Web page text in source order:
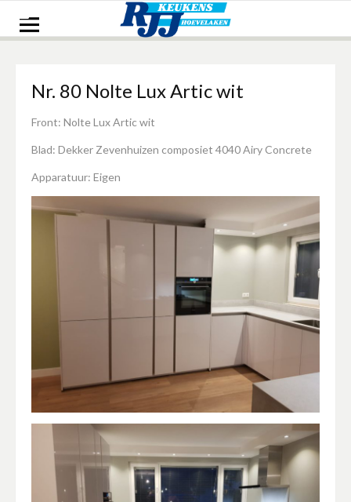
inhoud
Nr. 80 Nolte Lux Artic wit
Front: Nolte Lux Artic wit
Blad: Dekker Zevenhuizen composiet 4040 Airy Concrete
Apparatuur: Eigen